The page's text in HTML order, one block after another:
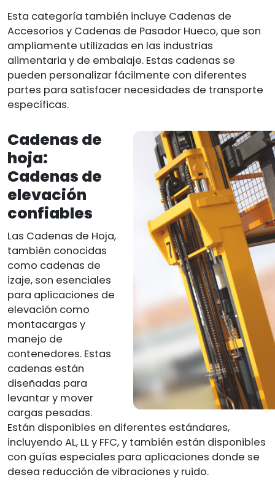
Esta categoría también incluye Cadenas de
Accesorios y Cadenas de Pasador Hueco, que son
ampliamente utilizadas en las industrias
alimentaria y de embalaje. Estas cadenas se
pueden personalizar fácilmente con diferentes
partes para satisfacer necesidades de transporte
específicas.
Cadenas de
hoja:
Cadenas de
elevación
confiables
Las Cadenas de Hoja,
también conocidas
como cadenas de
izaje, son esenciales
para aplicaciones de
elevación como
montacargas y
manejo de
contenedores. Estas
cadenas están
diseñadas para
levantar y mover
cargas pesadas.
Están disponibles en diferentes estándares,
incluyendo AL, LL y FFC, y también están disponibles
con guías especiales para aplicaciones donde se
desea reducción de vibraciones y ruido.